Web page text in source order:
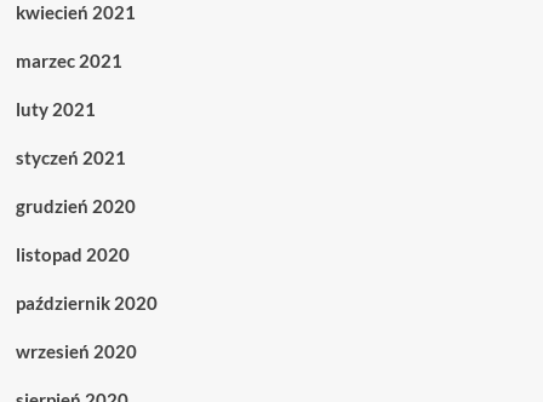
kwiecień 2021
marzec 2021
luty 2021
styczeń 2021
grudzień 2020
listopad 2020
październik 2020
wrzesień 2020